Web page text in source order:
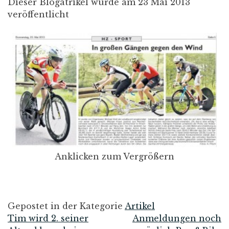
Dieser Blogatrikel wurde am 23 Mai 2013
veröffentlicht
Anklicken zum Vergrößern
Gepostet in der Kategorie Artikel
Tim wird 2. seiner
Anmeldungen noch